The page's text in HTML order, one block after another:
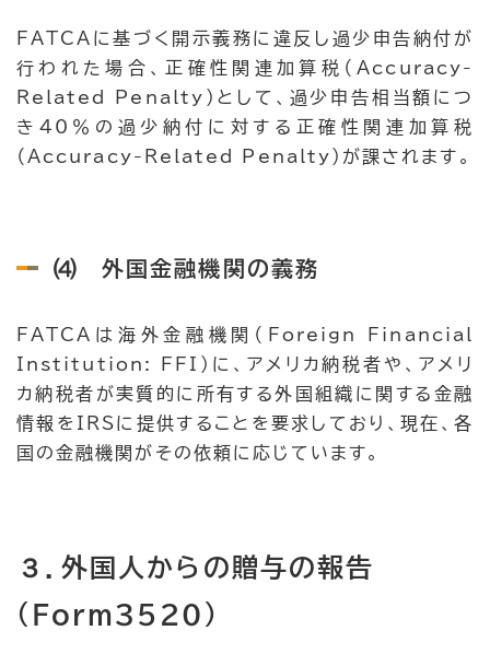
FATCAに基づく開示義務に違反し過少申告納付が
行われた場合、正確性関連加算税（Accuracy-
Related Penalty）として、過少申告相当額につ
き40％の過少納付に対する正確性関連加算税
（Accuracy-Related Penalty）が課されます。
⑷ 外国金融機関の義務
FATCAは海外金融機関（Foreign Financial
Institution: FFI）に、アメリカ納税者や、アメリ
カ納税者が実質的に所有する外国組織に関する金融
情報をIRSに提供することを要求しており、現在、各
国の金融機関がその依頼に応じています。
３．外国人からの贈与の報告
（Form3520）